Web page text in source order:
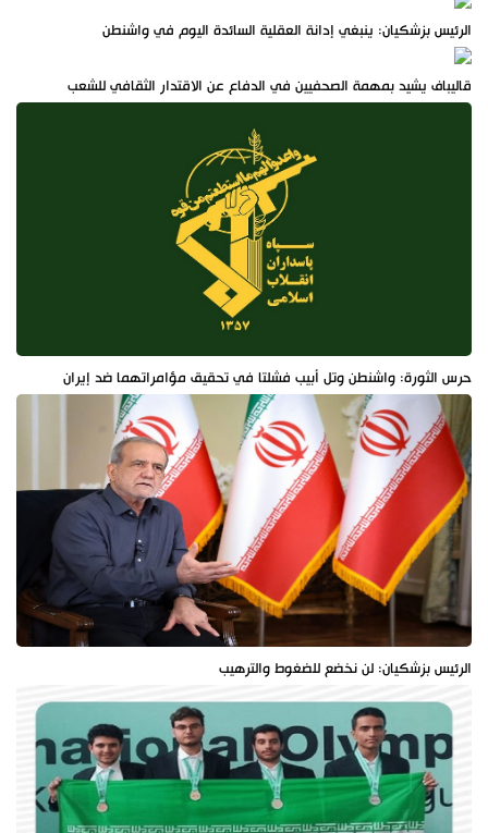
الرئيس بزشكيان: ينبغي إدانة العقلية السائدة اليوم في واشنطن
قاليباف يشيد بمهمة الصحفيين في الدفاع عن الاقتدار الثقافي للشعب
حرس الثورة: واشنطن وتل أبيب فشلتا في تحقيق مؤامراتهما ضد إيران
الرئيس بزشكيان: لن نخضع للضغوط والترهيب